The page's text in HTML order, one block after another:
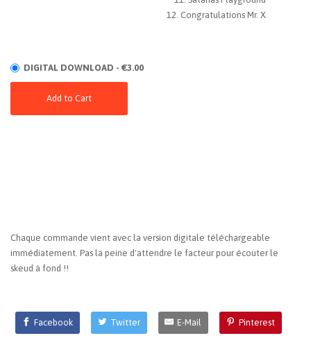
Congratulations Mr. X
DIGITAL DOWNLOAD - €3.00
Add to Cart
Chaque commande vient avec la version digitale téléchargeable
immédiatement. Pas la peine d'attendre le facteur pour écouter le
skeud à fond !!
Facebook Twitter E-Mail Pinterest